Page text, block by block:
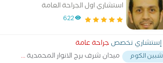
استشاري اول الجراحة العامة
622
إستشاري تخصص جراحة عامة
شبين الكوم ميدان شرف برج الانوار المحمدية...